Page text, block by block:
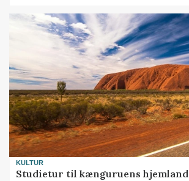
KULTUR
Studietur til kænguruens hjemland